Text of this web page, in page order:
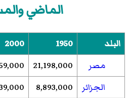
الماضي
البلد 1950
2000
مصر
21,198,000
الجزائر
8,893,000